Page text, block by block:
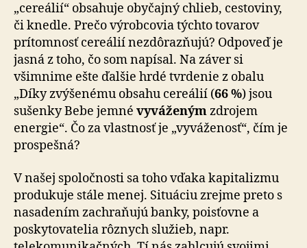
„cereálií“ obsahuje obyčajný chlieb, cestoviny,
či knedle. Prečo výrobcovia týchto tovarov
prítomnosť cereálií nezdôrazňujú? Odpoveď je
jasná z toho, čo som napísal. Na záver si
všimnime ešte ďalšie hrdé tvrdenie z obalu
„Díky zvýšenému obsahu cereálií (66 %) jsou
sušenky Bebe jemné vyváženýmzdrojem
energie“. Čo za vlastnosť je „vyváženosť“, čím je
prospešná?
V našej spoločnosti sa toho vďaka kapitalizmu
produkuje stále menej. Situáciu zrejme preto s
nasadením zachraňujú banky, poisťovne a
poskytovatelia rôznych služieb, napr.